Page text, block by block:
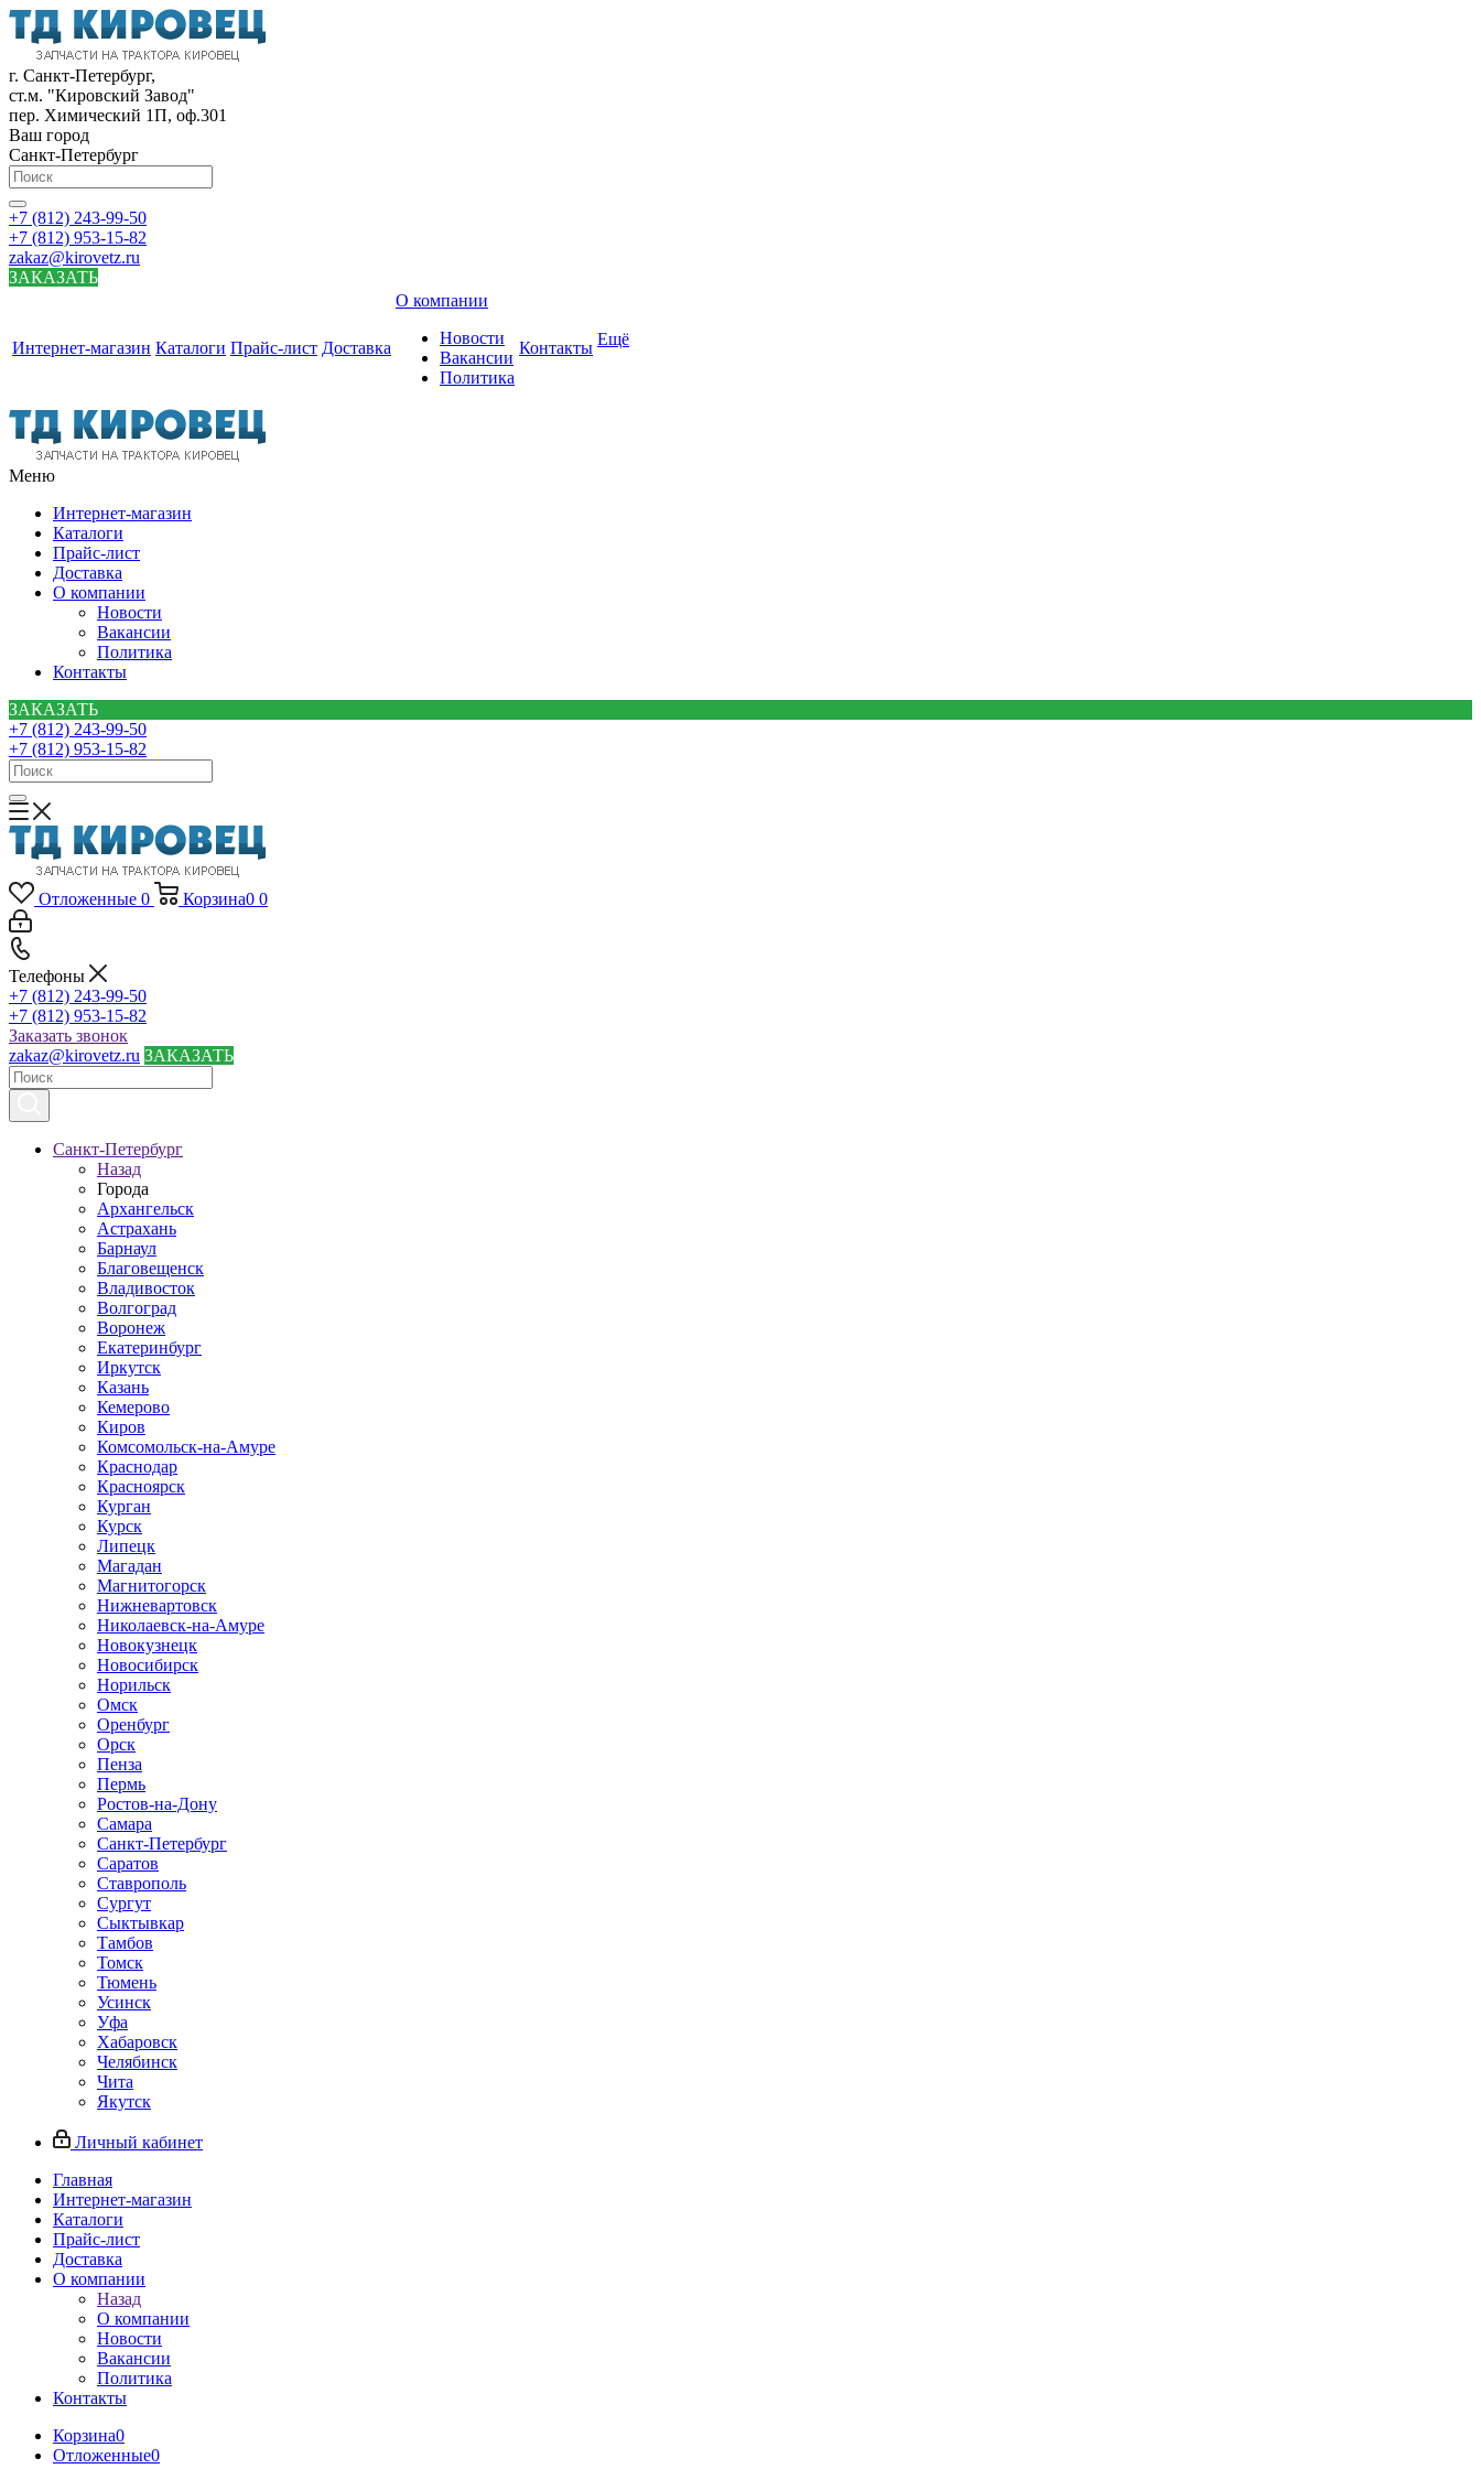
г. Санкт-Петербург,
ст.м. "Кировский Завод"
пер. Химический 1П, оф.301
Ваш город
Санкт-Петербург
+7 (812) 243-99-50
+7 (812) 953-15-82
zakaz@kirovetz.ru
ЗАКАЗАТЬ
Интернет-магазин Каталоги Прайс-лист Доставка
О компании
Новости
Вакансии
Политика
Контакты Ещё
Меню
Интернет-магазин
Каталоги
Прайс-лист
Доставка
О компании
Новости
Вакансии
Политика
Контакты
ЗАКАЗАТЬ
+7 (812) 243-99-50
+7 (812) 953-15-82
Отложенные 0 Корзина0 0
Телефоны
+7 (812) 243-99-50
+7 (812) 953-15-82
Заказать звонок
zakaz@kirovetz.ru ЗАКАЗАТЬ
Санкт-Петербург
Назад
Города
Архангельск
Астрахань
Барнаул
Благовещенск
Владивосток
Волгоград
Воронеж
Екатеринбург
Иркутск
Казань
Кемерово
Киров
Комсомольск-на-Амуре
Краснодар
Красноярск
Курган
Курск
Липецк
Магадан
Магнитогорск
Нижневартовск
Николаевск-на-Амуре
Новокузнецк
Новосибирск
Норильск
Омск
Оренбург
Орск
Пенза
Пермь
Ростов-на-Дону
Самара
Санкт-Петербург
Саратов
Ставрополь
Сургут
Сыктывкар
Тамбов
Томск
Тюмень
Усинск
Уфа
Хабаровск
Челябинск
Чита
Якутск
Личный кабинет
Главная
Интернет-магазин
Каталоги
Прайс-лист
Доставка
О компании
Назад
О компании
Новости
Вакансии
Политика
Контакты
Корзина0
Отложенные0